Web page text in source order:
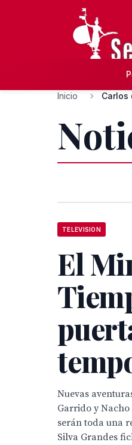
Inicio Carlos
TELEVISION
El
Nuevas
Garrido y
serán toda una
Silva Grandes